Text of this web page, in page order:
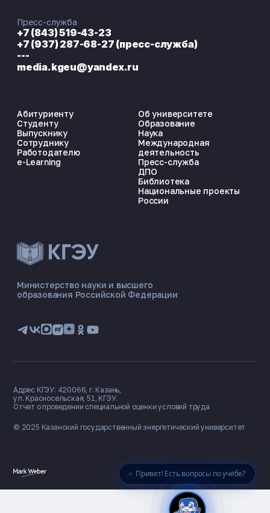
Привет! Есть вопросы по учёбе?
ЭНЕРГОКОД — ПОМОЩНИК КГЭУ
📋 Приёмная комиссия
🏠 Общежитие
Министерство науки и высшего
образования Российской Федерации
Абитуриенту
Студенту
Выпускнику
Сотруднику
Работодателю
e-Learning
Об университете
Образование
Наука
Международная
деятельность
Пресс-служба
ДПО
Библиотека
Национальные проекты
России
Пресс-служба
+7 (843) 519-43-23
+7 (937) 287-68-27 (пресс-служба)
---
media.kgeu@yandex.ru
© 2025 Казанский государственный энергетический университет
Адрес КГЭУ: 420066, г. Казань,
ул. Красносельская, 51, КГЭУ.
Отчет о проведении специальной оценки условий труда